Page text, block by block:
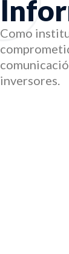
Como
inversores.